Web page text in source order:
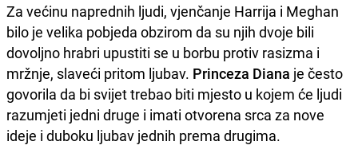
Za većinu naprednih ljudi, vjenčanje Harrija i Meghan
bilo je velika pobjeda obzirom da su njih dvoje bili
dovoljno hrabri upustiti se u borbu protiv rasizma i
mržnje, slaveći pritom ljubav. Princeza Diana je često
govorila da bi svijet trebao biti mjesto u kojem će ljudi
razumjeti jedni druge i imati otvorena srca za nove
ideje i duboku ljubav jednih prema drugima.